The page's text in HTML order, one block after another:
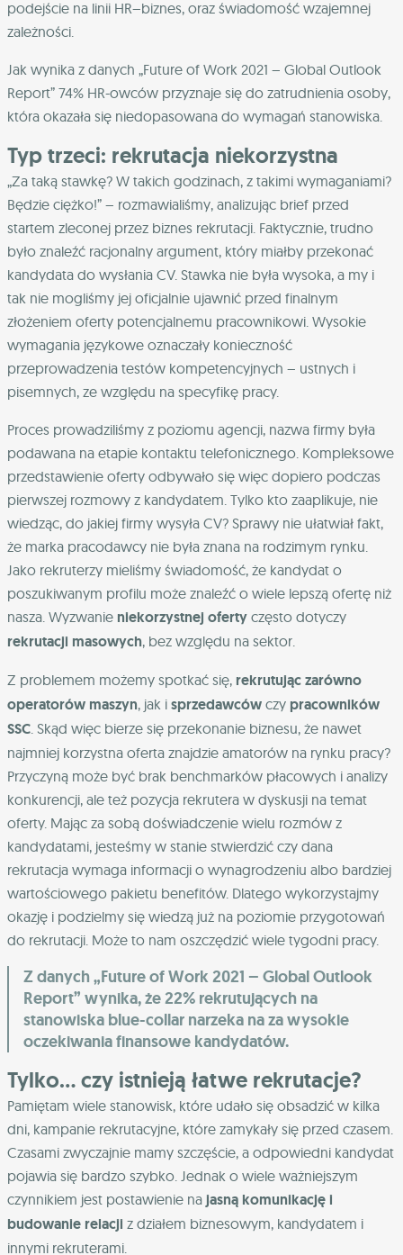
podejście na linii HR–biznes, oraz świadomość wzajemnej
zależności.
Jak wynika z danych „Future of Work 2021 – Global Outlook
Report” 74% HR-owców przyznaje się do zatrudnienia osoby,
która okazała się niedopasowana do wymagań stanowiska.
Typ trzeci: rekrutacja niekorzystna
„Za taką stawkę? W takich godzinach, z takimi wymaganiami?
Będzie ciężko!” – rozmawialiśmy, analizując brief przed
startem zleconej przez biznes rekrutacji. Faktycznie, trudno
było znaleźć racjonalny argument, który miałby przekonać
kandydata do wysłania CV. Stawka nie była wysoka, a my i
tak nie mogliśmy jej oficjalnie ujawnić przed finalnym
złożeniem oferty potencjalnemu pracownikowi. Wysokie
wymagania językowe oznaczały konieczność
przeprowadzenia testów kompetencyjnych – ustnych i
pisemnych, ze względu na specyfikę pracy.
Proces prowadziliśmy z poziomu agencji, nazwa firmy była
podawana na etapie kontaktu telefonicznego. Kompleksowe
przedstawienie oferty odbywało się więc dopiero podczas
pierwszej rozmowy z kandydatem. Tylko kto zaaplikuje, nie
wiedząc, do jakiej firmy wysyła CV? Sprawy nie ułatwiał fakt,
że marka pracodawcy nie była znana na rodzimym rynku.
Jako rekruterzy mieliśmy świadomość, że kandydat o
poszukiwanym profilu może znaleźć o wiele lepszą ofertę niż
nasza. Wyzwanie niekorzystnej oferty często dotyczy
rekrutacji masowych, bez względu na sektor.
Z problemem możemy spotkać się, rekrutując zarówno
operatorów maszyn, jak i sprzedawców czy pracowników
SSC . Skąd więc bierze się przekonanie biznesu, że nawet
najmniej korzystna oferta znajdzie amatorów na rynku pracy?
Przyczyną może być brak benchmarków płacowych i analizy
konkurencji, ale też pozycja rekrutera w dyskusji na temat
oferty. Mając za sobą doświadczenie wielu rozmów z
kandydatami, jesteśmy w stanie stwierdzić czy dana
rekrutacja wymaga informacji o wynagrodzeniu albo bardziej
wartościowego pakietu benefitów. Dlatego wykorzystajmy
okazję i podzielmy się wiedzą już na poziomie przygotowań
do rekrutacji. Może to nam oszczędzić wiele tygodni pracy.
Z danych „Future of Work 2021 – Global Outlook
Report” wynika, że 22% rekrutujących na
stanowiska blue-collar narzeka na za wysokie
oczekiwania finansowe kandydatów.
Tylko… czy istnieją łatwe rekrutacje?
Pamiętam wiele stanowisk, które udało się obsadzić w kilka
dni, kampanie rekrutacyjne, które zamykały się przed czasem.
Czasami zwyczajnie mamy szczęście, a odpowiedni kandydat
pojawia się bardzo szybko. Jednak o wiele ważniejszym
czynnikiem jest postawienie na jasną komunikację i
budowanie relacji z działem biznesowym, kandydatem i
innymi rekruterami.